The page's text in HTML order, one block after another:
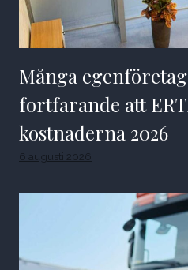
Många
fortfarande att
kostnaderna 2026
6 augusti 2026